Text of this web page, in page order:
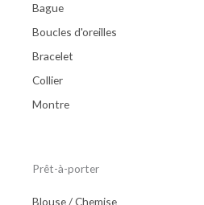
Bague
Boucles d'oreilles
Bracelet
Collier
Montre
Prêt-à-porter
Blouse / Chemise